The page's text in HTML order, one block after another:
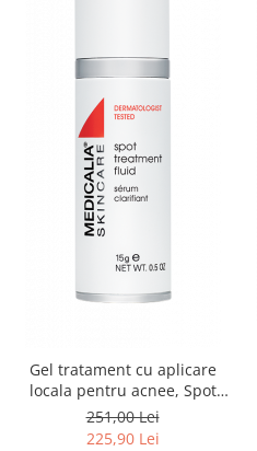
Gel tratament cu aplicare
locala pentru acnee, Spot
Treatment Fluid - 15ml
251,00 Lei
225,90 Lei